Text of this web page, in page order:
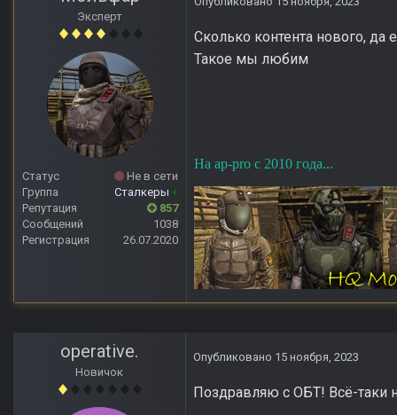
Эксперт
Статус
Не в сети
Группа
Сталкеры +
Репутация
857
Сообщений
1038
Регистрация
26.07.2020
Сколько контента нового, да
Такое мы любим
На ap-pro с 2010 года...
operative.
Новичок
Опубликовано 15 ноября, 2023
Поздравляю с ОБТ! Всё-таки